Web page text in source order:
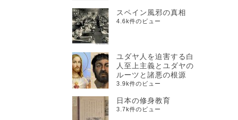
スペイン風邪の真相
4.6k件のビュー
ユダヤ人を迫害する白
人至上主義とユダヤの
ルーツと諸悪の根源
3.9k件のビュー
日本の修身教育
3.7k件のビュー